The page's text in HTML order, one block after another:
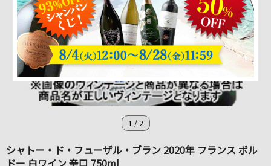
1 / 2
シャトー・ド・フューザル・ブラン 2020年 フランス ボル
ドー 白ワイン 辛口 750ml